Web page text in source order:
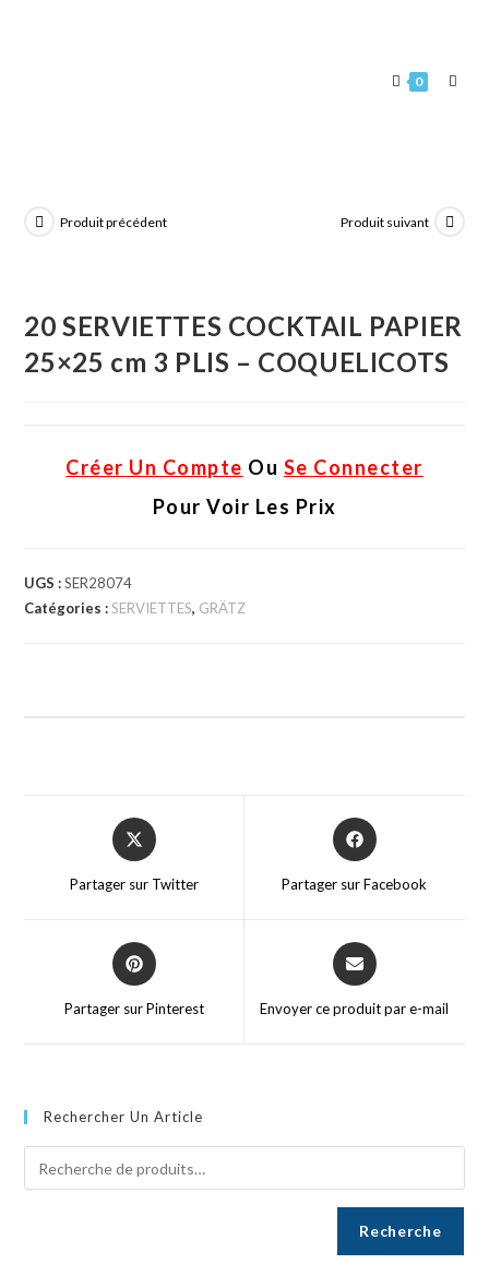
0
Produit précédent Produit suivant
20 SERVIETTES COCKTAIL PAPIER
25×25 cm 3 PLIS – COQUELICOTS
Créer Un Compte Ou Se Connecter
Pour Voir Les Prix
UGS :SER28074
Catégories :SERVIETTES, GRÄTZ
Partager sur Twitter Partager sur Facebook
Partager sur Pinterest Envoyer ce produit par e-mail
Rechercher Un Article
Recherche